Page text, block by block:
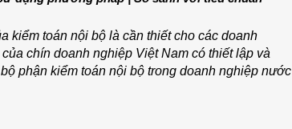
kiểm toán nội bộ là cần thiết cho các doanh
chín doanh nghiệp Việt Nam có thiết lập và
phận kiểm toán nội bộ trong doanh nghiệp nước